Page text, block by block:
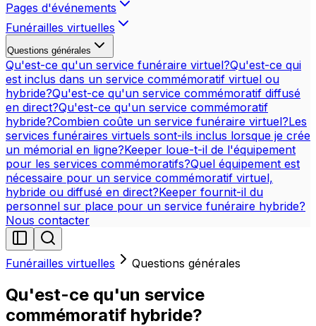
Pages d'événements
Funérailles virtuelles
Questions générales
Qu'est-ce qu'un service funéraire virtuel?Qu'est-ce qui
est inclus dans un service commémoratif virtuel ou
hybride?Qu'est-ce qu'un service commémoratif diffusé
en direct?Qu'est-ce qu'un service commémoratif
hybride?Combien coûte un service funéraire virtuel?Les
services funéraires virtuels sont-ils inclus lorsque je crée
un mémorial en ligne?Keeper loue-t-il de l'équipement
pour les services commémoratifs?Quel équipement est
nécessaire pour un service commémoratif virtuel,
hybride ou diffusé en direct?Keeper fournit-il du
personnel sur place pour un service funéraire hybride?
Nous contacter
Funérailles virtuelles Questions générales
Qu'est-ce qu'un service
commémoratif hybride?